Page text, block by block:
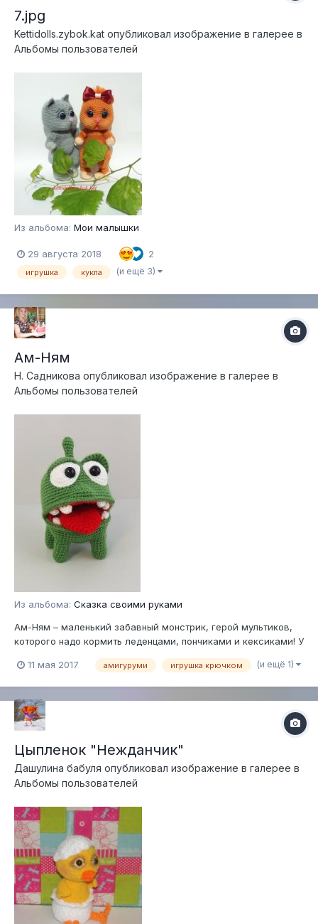
7.jpg
Kettidolls.zybok.kat опубликовал изображение в галерее в
Альбомы пользователей
Из альбома: Мои малышки
29 августа 2018 2
игрушка кукла (и ещё 3)
Ам-Ням
Н. Садникова опубликовал изображение в галерее в
Альбомы пользователей
Из альбома: Сказка своими руками
Ам-Ням – маленький забавный монстрик, герой мультиков,
которого надо кормить леденцами, пончиками и кексиками! У
Царевой
11 мая 2017 амигуруми игрушка крючком (и ещё 1)
Цыпленок "Нежданчик"
Дашулина бабуля опубликовал изображение в галерее в
Альбомы пользователей